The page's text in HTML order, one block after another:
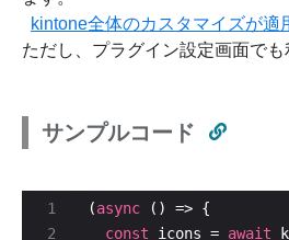
kintone全体のカスタマイズが適
ただし、プラグイン設定画面でも
サンプルコード
(async
const icons = await